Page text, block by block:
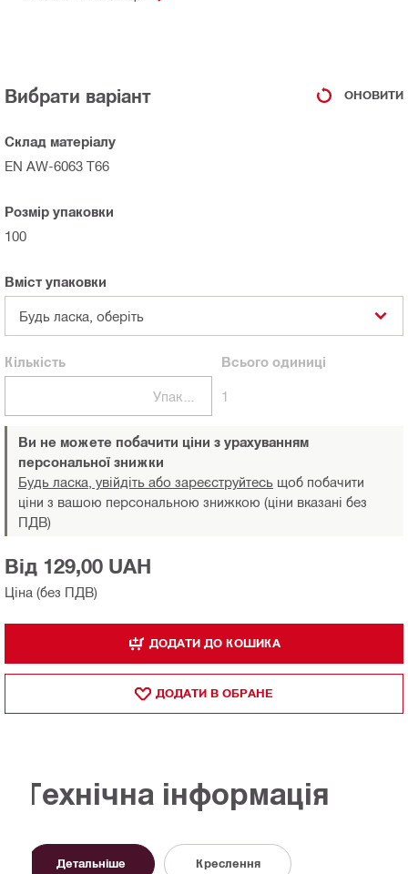
Вибрати варіант ОНОВИТИ
Склад матеріалу
EN AW-6063 T66
Розмір упаковки
100
Вміст упаковки
Будь ласка, оберіть
Кількість
Упаковки
Всьогоодиниці
1
Ви не можете побачити ціни з урахуванням
персональної знижки
Будь ласка, увійдіть або зареєструйтесь щоб побачити
ціни з вашою персональною знижкою (ціни вказані без
ПДВ)
Ціна (без ПДВ)
Від 129,00 UAH
ДОДАТИ ДО КОШИКА
ДОДАТИ В ОБРАНЕ
Технічна інформація
Детальніше Креслення